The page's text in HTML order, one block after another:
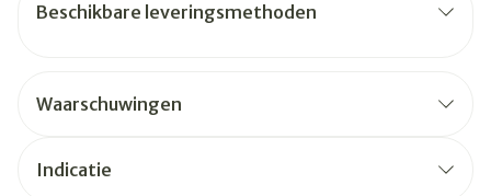
Beschikbare leveringsmethoden
Waarschuwingen
Indicatie